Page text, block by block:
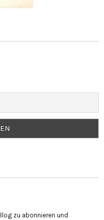
zu abonnieren und